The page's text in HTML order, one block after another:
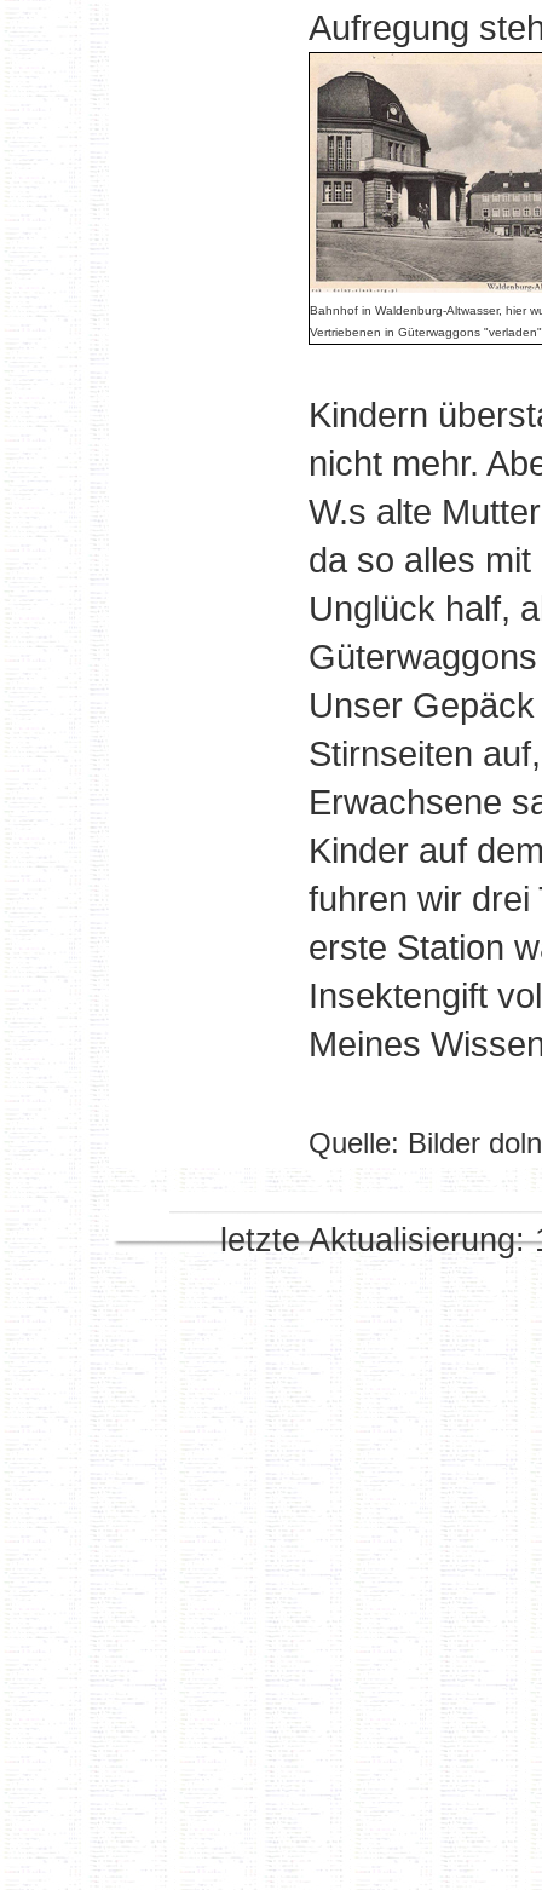
Aufregung
Bahnhof in Waldenburg-Altwasser, hier
Vertriebenen in Güterwaggons "verladen"
Kindern
nicht mehr.
W.s alte
da so alles
Unglück half,
Unser
Stirnseiten
Erwachsene
Kinder auf
fuhren wir drei
erste Station
Insektengift
Meines
Quelle: Bilder
letzte Aktualisierung: